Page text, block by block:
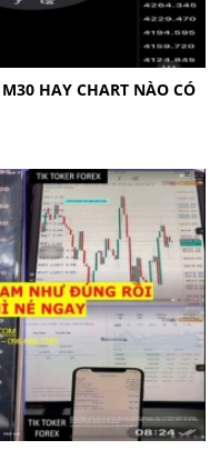
HAY CHART NÀO CÓ